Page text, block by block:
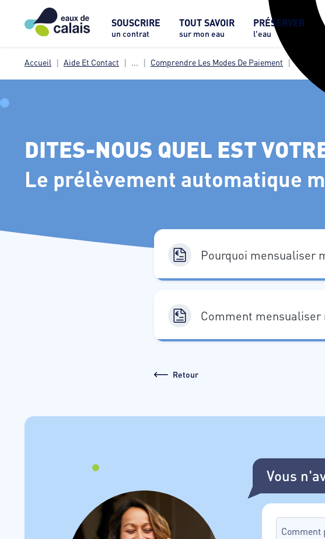
SOUSCRIRE
un contrat
TOUT SAVOIR
sur mon eau
PRÉSERVER
l'eau
Accueil Aide Et Contact Comprendre Les Modes De Paiement Le
DITES-NOUS QUEL EST
Le prélèvement automatique
Pourquoi mensualiser
Comment mensualiser
Retour
Vous